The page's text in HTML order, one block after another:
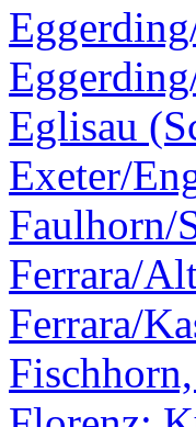
Eglisau
Exeter/
Faulhorn/
Ferrara/
Ferrara/